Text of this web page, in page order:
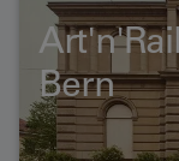
Bern